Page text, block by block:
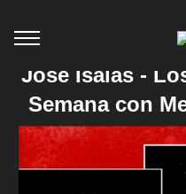
José Isaías -
Semana con